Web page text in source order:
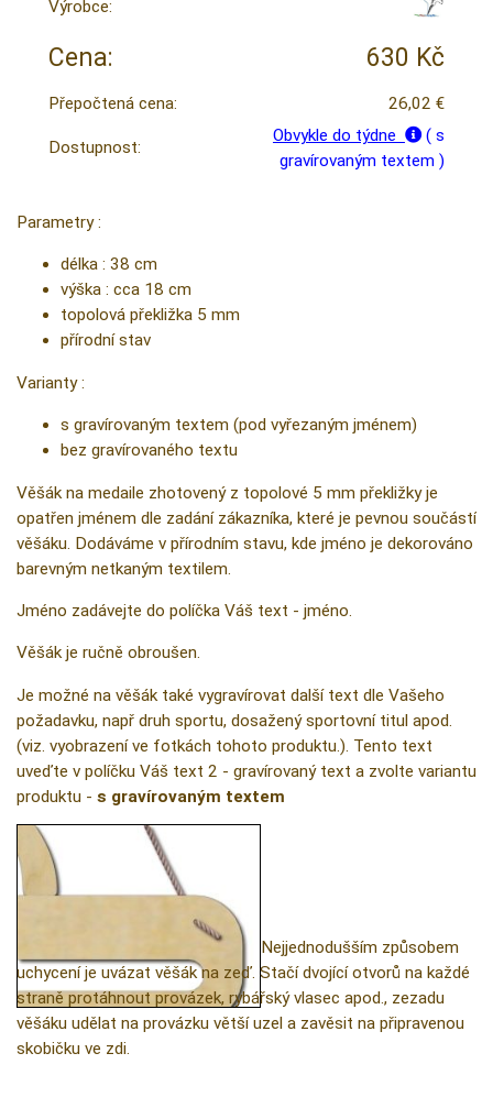
Výrobce:
Cena: 630 Kč
Přepočtená cena: 26,02 €
Dostupnost:
Obvykle do týdne
( s
gravírovaným textem )
Parametry :
délka : 38 cm
výška : cca 18 cm
topolová překližka 5 mm
přírodní stav
Varianty :
s gravírovaným textem (pod vyřezaným jménem)
bez gravírovaného textu
Věšák na medaile zhotovený z topolové 5 mm překližky je
opatřen jménem dle zadání zákazníka, které je pevnou součástí
věšáku. Dodáváme v přírodním stavu, kde jméno je dekorováno
barevným netkaným textilem.
Jméno zadávejte do políčka Váš text - jméno.
Věšák je ručně obroušen.
Je možné na věšák také vygravírovat další text dle Vašeho
požadavku, např druh sportu, dosažený sportovní titul apod.
(viz. vyobrazení ve fotkách tohoto produktu.). Tento text
uveďte v políčku Váš text 2 - gravírovaný text a zvolte variantu
produktu - s gravírovaným textem
Způsob zavěšení:
Nejjednodušším způsobem
uchycení je uvázat věšák na zeď. Stačí dvojící otvorů na každé
straně protáhnout provázek, rybářský vlasec apod., zezadu
věšáku udělat na provázku větší uzel a zavěsit na připravenou
skobičku ve zdi.